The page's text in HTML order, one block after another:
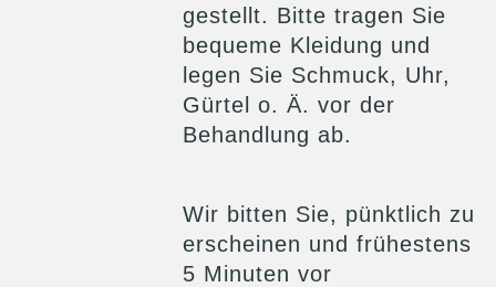
gestellt. Bitte tragen Sie
bequeme Kleidung und
legen Sie Schmuck, Uhr,
Gürtel o. Ä. vor der
Behandlung ab.
Wir bitten Sie, pünktlich zu
erscheinen und frühestens
5 Minuten vor